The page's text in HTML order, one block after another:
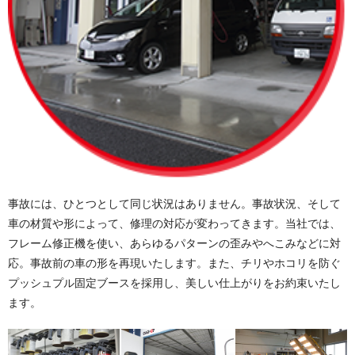
事故には、ひとつとして同じ状況はありません。事故状況、そして
車の材質や形によって、修理の対応が変わってきます。当社では、
フレーム修正機を使い、あらゆるパターンの歪みやへこみなどに対
応。事故前の車の形を再現いたします。また、チリやホコリを防ぐ
プッシュプル固定ブースを採用し、美しい仕上がりをお約束いたし
ます。